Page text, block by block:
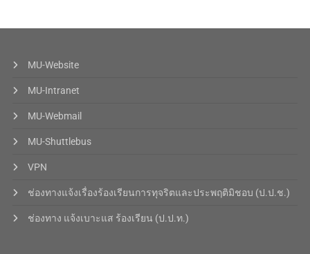
MU-Website
MU-Intranet
MU-Webmail
MU-Shuttlebus
VPN
ช่องทางแจ้งเรื่องร้องเรียนการทุจริตและประพฤติมิชอบ (ป.ป.ช.)
ช่องทาง แจ้งเบาะแส ร้องเรียน (ป.ป.ท.)